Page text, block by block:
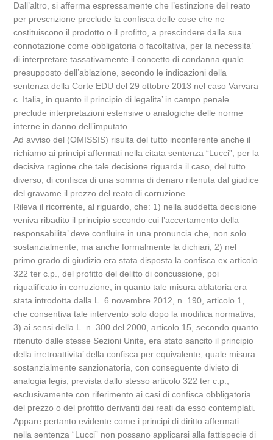
Dall’altro, si afferma espressamente che l’estinzione del reato
per prescrizione preclude la confisca delle cose che ne
costituiscono il prodotto o il profitto, a prescindere dalla sua
connotazione come obbligatoria o facoltativa, per la necessita’
di interpretare tassativamente il concetto di condanna quale
presupposto dell’ablazione, secondo le indicazioni della
sentenza della Corte EDU del 29 ottobre 2013 nel caso Varvara
c. Italia, in quanto il principio di legalita’ in campo penale
preclude interpretazioni estensive o analogiche delle norme
interne in danno dell’imputato.
Ad avviso del (OMISSIS) risulta del tutto inconferente anche il
richiamo ai principi affermati nella citata sentenza “Lucci”, per la
decisiva ragione che tale decisione riguarda il caso, del tutto
diverso, di confisca di una somma di denaro ritenuta dal giudice
del gravame il prezzo del reato di corruzione.
Rileva il ricorrente, al riguardo, che: 1) nella suddetta decisione
veniva ribadito il principio secondo cui l’accertamento della
responsabilita’ deve confluire in una pronuncia che, non solo
sostanzialmente, ma anche formalmente la dichiari; 2) nel
primo grado di giudizio era stata disposta la confisca ex articolo
322 ter c.p., del profitto del delitto di concussione, poi
riqualificato in corruzione, in quanto tale misura ablatoria era
stata introdotta dalla L. 6 novembre 2012, n. 190, articolo 1,
che consentiva tale intervento solo dopo la modifica normativa;
3) ai sensi della L. n. 300 del 2000, articolo 15, secondo quanto
ritenuto dalle stesse Sezioni Unite, era stato sancito il principio
della irretroattivita’ della confisca per equivalente, quale misura
sostanzialmente sanzionatoria, con conseguente divieto di
analogia legis, prevista dallo stesso articolo 322 ter c.p.,
esclusivamente con riferimento ai casi di confisca obbligatoria
del prezzo o del profitto derivanti dai reati da esso contemplati.
Appare pertanto evidente come i principi di diritto affermati
nella sentenza “Lucci” non possano applicarsi alla fattispecie di